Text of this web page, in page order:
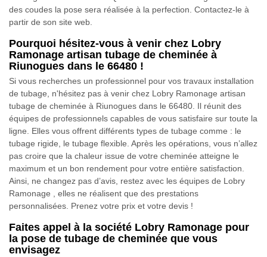
des coudes la pose sera réalisée à la perfection. Contactez-le à
partir de son site web.
Pourquoi hésitez-vous à venir chez Lobry
Ramonage artisan tubage de cheminée à
Riunogues dans le 66480 !
Si vous recherches un professionnel pour vos travaux installation
de tubage, n'hésitez pas à venir chez Lobry Ramonage artisan
tubage de cheminée à Riunogues dans le 66480. Il réunit des
équipes de professionnels capables de vous satisfaire sur toute la
ligne. Elles vous offrent différents types de tubage comme : le
tubage rigide, le tubage flexible. Après les opérations, vous n’allez
pas croire que la chaleur issue de votre cheminée atteigne le
maximum et un bon rendement pour votre entière satisfaction.
Ainsi, ne changez pas d’avis, restez avec les équipes de Lobry
Ramonage , elles ne réalisent que des prestations
personnalisées. Prenez votre prix et votre devis !
Faites appel à la société Lobry Ramonage pour
la pose de tubage de cheminée que vous
envisagez